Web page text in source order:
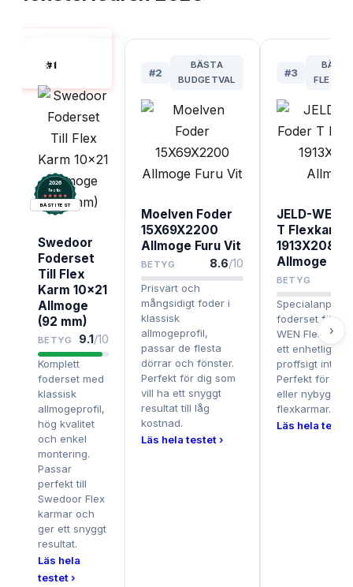
FÖNSTERFODER
#1
2026
Testix.
BÄST I TEST
Swedoor
Foderset
Till Flex
Karm 10x21
Allmoge
(92 mm)
BETYG 9.1/10
Komplett
foderset med
klassisk
allmogeprofil,
hög kvalitet
och enkel
montering.
Passar
perfekt till
Swedoor Flex
karmar och
ger ett snyggt
resultat.
Läs hela
testet ›
#2
BÄSTA
BUDGETVAL
Moelven Foder
15X69X2200
Allmoge Furu Vit
BETYG 8.6/10
Prisvärt och
mångsidigt foder i
klassisk
allmogeprofil,
passar de flesta
dörrar och fönster.
Perfekt för dig som
vill ha ett snyggt
resultat till låg
kostnad.
Läs hela testet ›
#3
BÄST
JELD-WEN
T Flexkarm
1913X2089
Allmoge
BETYG
foderset för
WEN
ett enhetligt
proffsigt
Perfekt för
eller nybygge
flexkarmar.
Läs hela testet
›